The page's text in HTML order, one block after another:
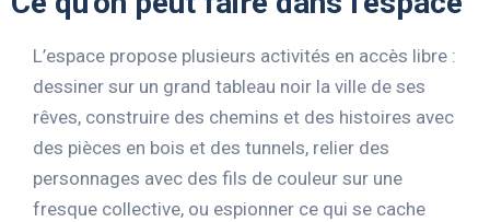
L’espace propose plusieurs activités en accès libre :
dessiner sur un grand tableau noir la ville de ses
rêves, construire des chemins et des histoires avec
des pièces en bois et des tunnels, relier des
personnages avec des fils de couleur sur une
fresque collective, ou espionner ce qui se cache